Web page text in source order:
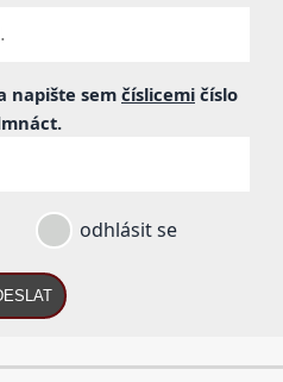
napište sem číslicemi číslo
.
odhlásit se